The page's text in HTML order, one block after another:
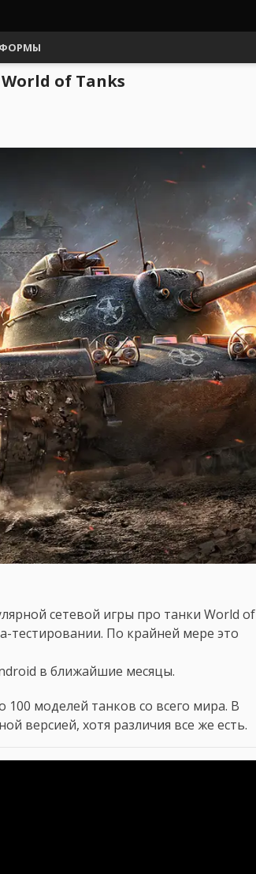
of Tanks
сетевой игры про танки World of
тестировании. По крайней мере это
в ближайшие месяцы.
моделей танков со всего мира. В
версией, хотя различия все же есть.